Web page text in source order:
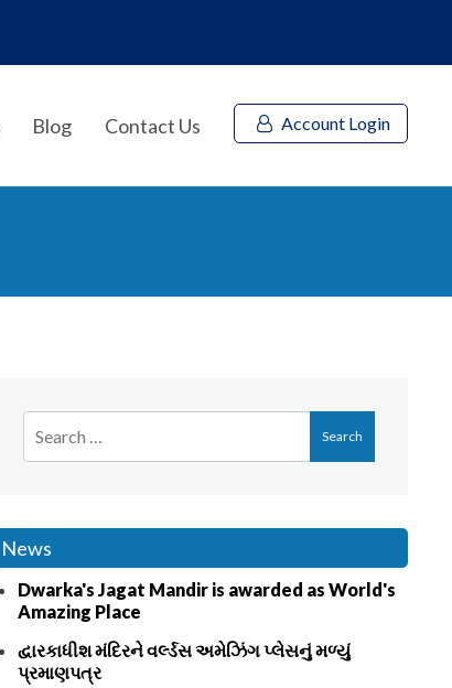
Blog Contact Us Account Login
News
Dwarka's Jagat Mandir is awarded as World's
Amazing Place
દ્વારકાધીશ મંદિરને વર્લ્ડસ અમેઝિંગ પ્લેસનું મળ્યું
પ્રમાણપત્ર